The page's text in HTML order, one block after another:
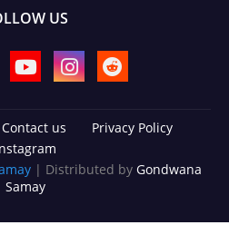
US
Contact us
Privacy Policy
| Distributed by Gondwana
Samay